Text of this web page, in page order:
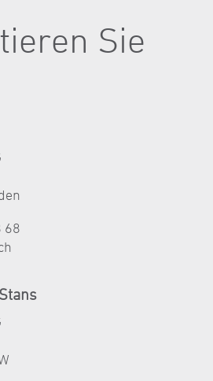
Sie
68